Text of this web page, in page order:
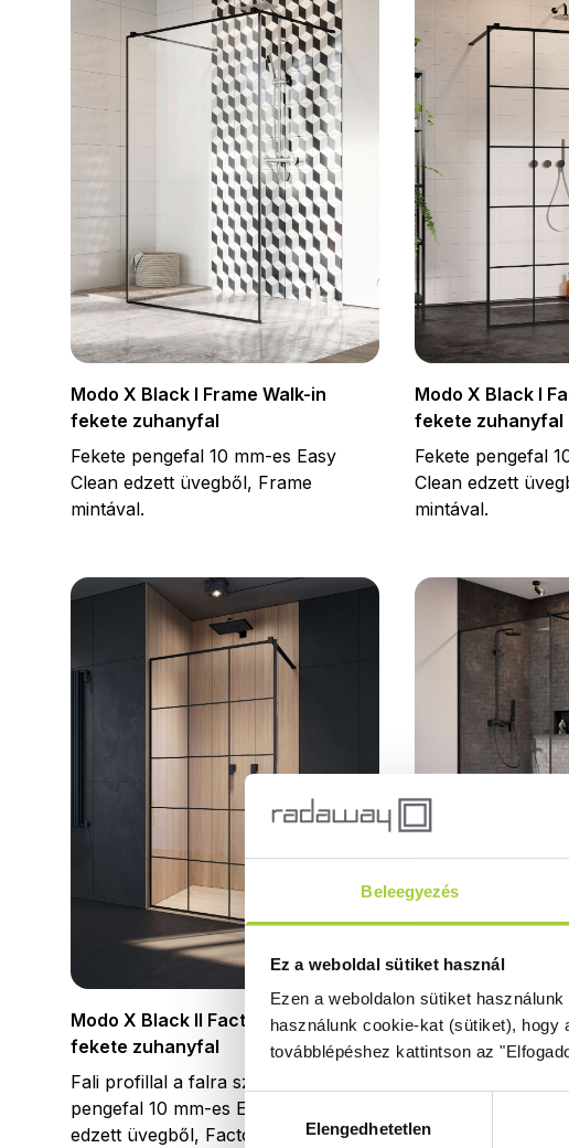
Beleegyezés
Ez a weboldal sütiket használ
Ezen a weboldalon sütiket
használunk cookie-kat (sütiket), hogy
továbblépéshez kattintson az
Hozzájárulás
kiválasztásaElengedhetetlen
Modo X Black I Frame Walk-in
fekete zuhanyfal
Fekete pengefal 10 mm-es Easy
Clean edzett üvegből, Frame
mintával.
Modo X Black I
fekete zuhanyfal
Fekete pengefal
Clean edzett
mintával.
Modo X Black II Factory Walk-in
fekete zuhanyfal
Fali profillal a falra szerelhető fekete
pengefal 10 mm-es Easy Clean
edzett üvegből, Factory mintával.
Modo X Black III
pengefal 10 mm-
edzett üvegből,